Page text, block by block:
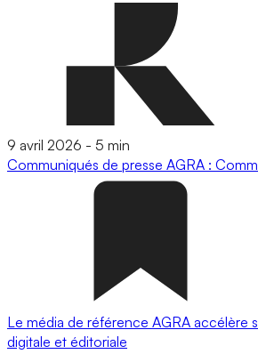
9 avril 2026 - 5 min
Communiqués de presse AGRA :
Le média de référence AGRA accélère
digitale et éditoriale